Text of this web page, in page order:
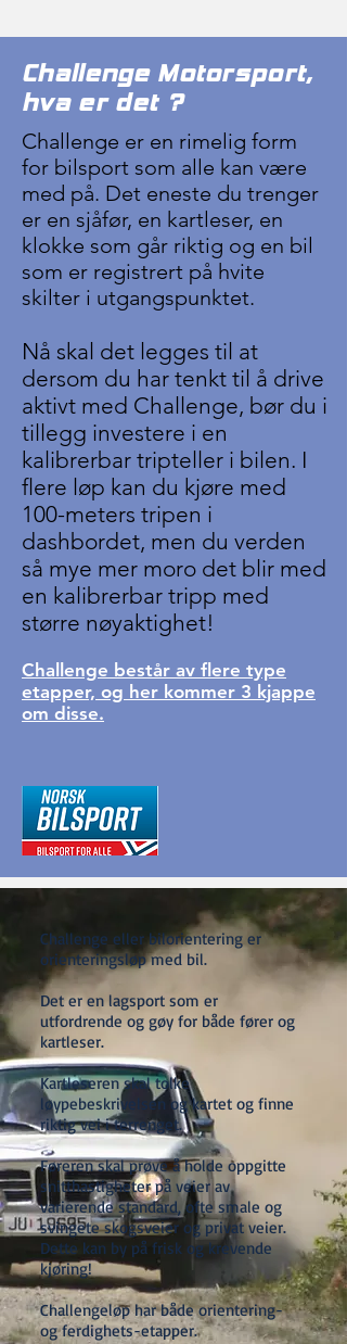
Challenge Motorsport,
hva er det ?
Challenge er en rimelig form
for bilsport som alle kan være
med på. Det eneste du trenger
er en sjåfør, en kartleser, en
klokke som går riktig og en bil
som er registrert på hvite
skilter i utgangspunktet.
Nå skal det legges til at
dersom du har tenkt til å drive
aktivt med Challenge, bør du i
tillegg investere i en
kalibrerbar tripteller i bilen. I
flere løp kan du kjøre med
100-meters tripen i
dashbordet, men du verden
så mye mer moro det blir med
en kalibrerbar tripp med
større nøyaktighet!
Challenge består av flere type
etapper, og her kommer 3 kjappe
om disse.
Challenge eller bilorientering er
orienteringsløp med bil.
Det er en lagsport som er
utfordrende og gøy for både fører og
kartleser.
Kartleseren skal tolke
løypebeskrivelsen og kartet og finne
riktig vei i terrenget.
Føreren skal prøve å holde oppgitte
snitthastigheter på veier av
varierende standard, ofte smale og
svingete skogsveier og privat veier.
Dette kan by på frisk og krevende
kjøring!
Challengeløp har både orientering-
og ferdighets-etapper.